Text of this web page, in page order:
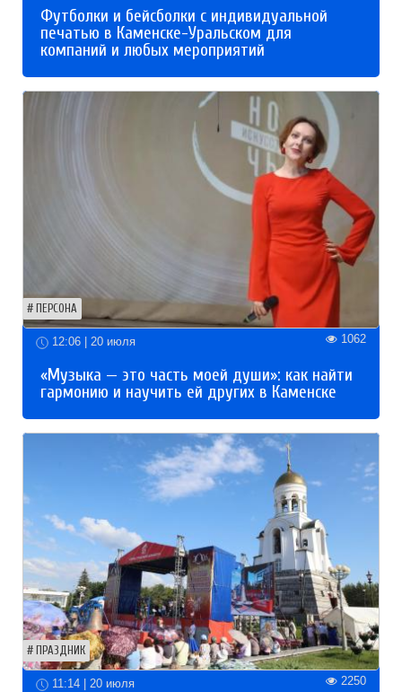
Футболки и бейсболки с индивидуальной
печатью в Каменске-Уральском для
компаний и любых мероприятий
ПЕРСОНА
12:06 | 20 июля 1062
«Музыка — это часть моей души»: как найти
гармонию и научить ей других в Каменске
ПРАЗДНИК
11:14 | 20 июля 2250